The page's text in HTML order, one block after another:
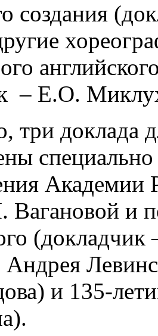
создания
– Е.О.
три доклада
Академии
Вагановой и
и 135-